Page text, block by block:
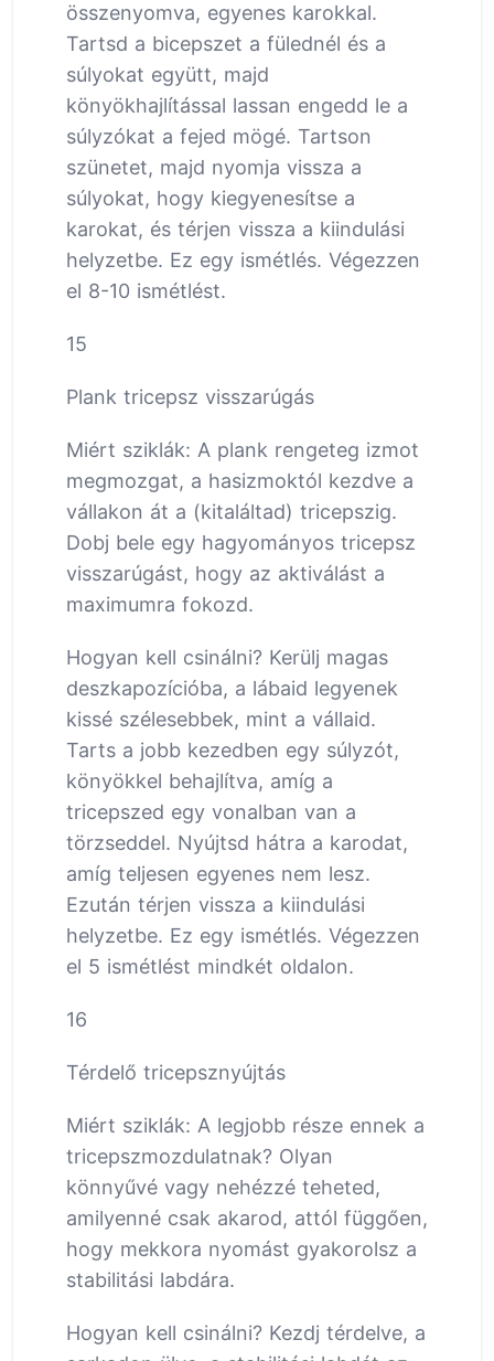
összenyomva, egyenes karokkal.
Tartsd a bicepszet a fülednél és a
súlyokat együtt, majd
könyökhajlítással lassan engedd le a
súlyzókat a fejed mögé. Tartson
szünetet, majd nyomja vissza a
súlyokat, hogy kiegyenesítse a
karokat, és térjen vissza a kiindulási
helyzetbe. Ez egy ismétlés. Végezzen
el 8-10 ismétlést.
15
Plank tricepsz visszarúgás
Miért sziklák: A plank rengeteg izmot
megmozgat, a hasizmoktól kezdve a
vállakon át a (kitaláltad) tricepszig.
Dobj bele egy hagyományos tricepsz
visszarúgást, hogy az aktiválást a
maximumra fokozd.
Hogyan kell csinálni? Kerülj magas
deszkapozícióba, a lábaid legyenek
kissé szélesebbek, mint a vállaid.
Tarts a jobb kezedben egy súlyzót,
könyökkel behajlítva, amíg a
tricepszed egy vonalban van a
törzseddel. Nyújtsd hátra a karodat,
amíg teljesen egyenes nem lesz.
Ezután térjen vissza a kiindulási
helyzetbe. Ez egy ismétlés. Végezzen
el 5 ismétlést mindkét oldalon.
16
Térdelő tricepsznyújtás
Miért sziklák: A legjobb része ennek a
tricepszmozdulatnak? Olyan
könnyűvé vagy nehézzé teheted,
amilyenné csak akarod, attól függően,
hogy mekkora nyomást gyakorolsz a
stabilitási labdára.
Hogyan kell csinálni? Kezdj térdelve, a